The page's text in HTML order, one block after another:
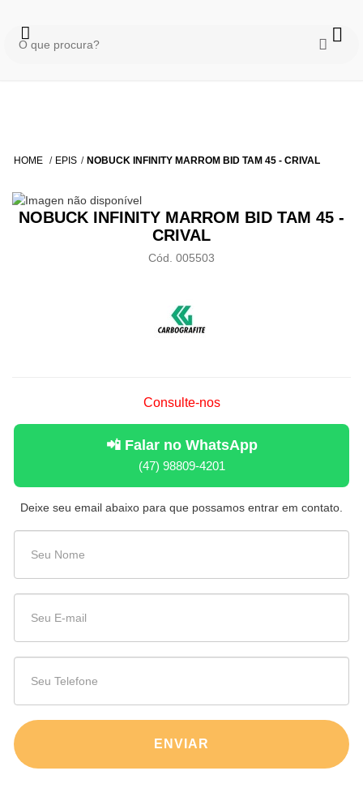
HOME EPIS NOBUCK INFINITY MARROM BID TAM 45 - CRIVAL
NOBUCK INFINITY MARROM BID TAM 45 -
CRIVAL
Cód. 005503
Consulte-nos
📲 Falar no WhatsApp
(47) 98809-4201
Deixe seu email abaixo para que possamos entrar em contato.
ENVIAR